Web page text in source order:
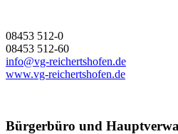
08453 512-0
08453 512-60
info@vg-reichertshofen.de
www.vg-reichertshofen.de
Bürgerbüro und